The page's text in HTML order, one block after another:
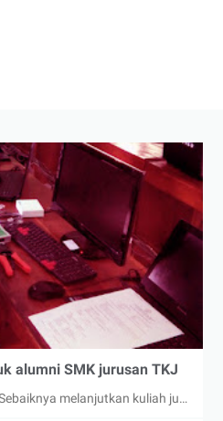
alumni SMK jurusan TKJ
melanjutkan kuliah ju…